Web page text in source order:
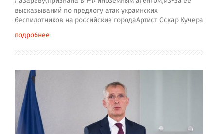
высказываний по предлогу атак украинских
беспилотников на российские городаАртист Оскар Кучера
подробнее